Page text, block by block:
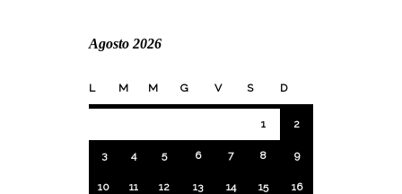
Agosto 2026
L M M G V S D
1 2
3 4 5 6 7 8 9
10 11 12 13 14 15 16